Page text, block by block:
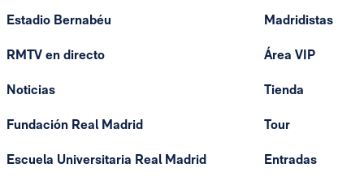
Estadio Bernabéu
RMTV en directo
Noticias
Fundación Real Madrid
Escuela Universitaria Real Madrid
Madridistas
Área VIP
Tienda
Tour
Entradas